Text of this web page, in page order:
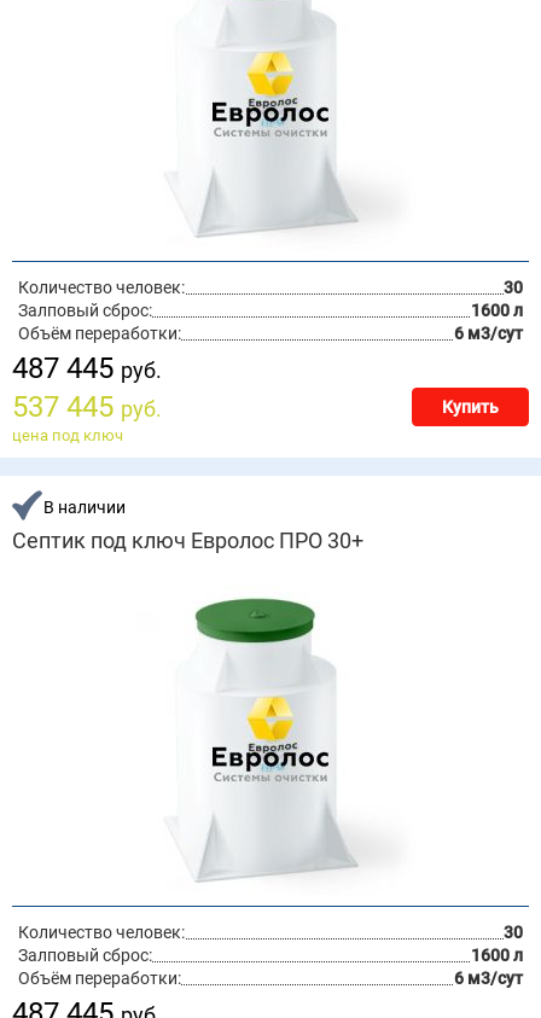
Количество человек:
30
Залповый сброс:
1600 л
Объём переработки:
6 м3/сут
487 445 руб.
537 445 руб. Купить
цена под ключ
В наличии
Септик под ключ Евролос ПРО 30+
Количество человек:
30
Залповый сброс:
1600 л
Объём переработки:
6 м3/сут